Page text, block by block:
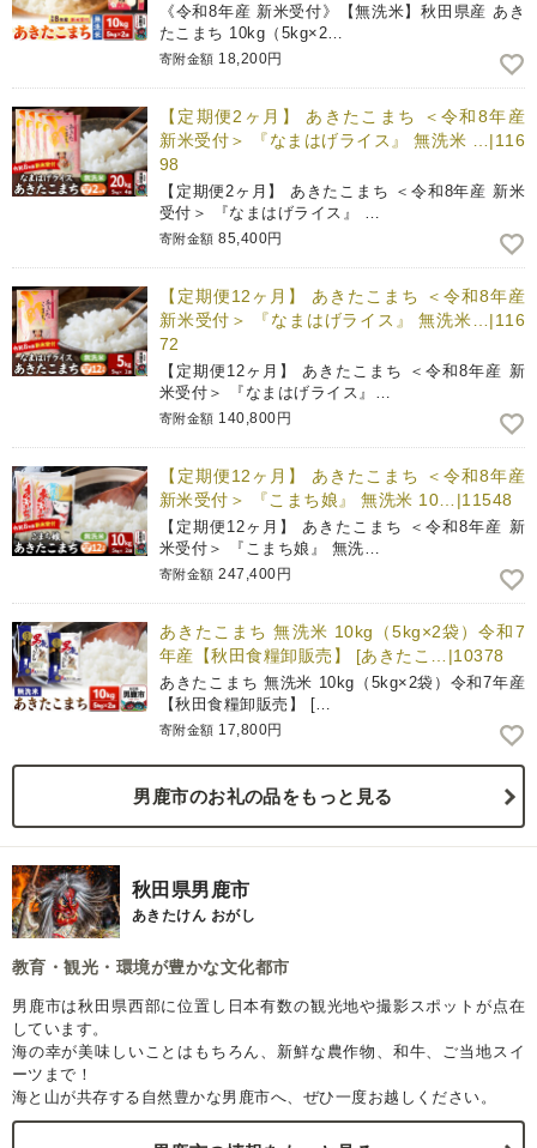
《令和8年産 新米受付》【無洗米】秋田県産 あき
たこまち 10kg（5kg×2…
寄附金額 18,200円
【定期便2ヶ月】 あきたこまち ＜令和8年産
新米受付＞ 『なまはげライス』 無洗米 …|116
98
【定期便2ヶ月】 あきたこまち ＜令和8年産 新米
受付＞ 『なまはげライス』 …
寄附金額 85,400円
【定期便12ヶ月】 あきたこまち ＜令和8年産
新米受付＞ 『なまはげライス』 無洗米…|116
72
【定期便12ヶ月】 あきたこまち ＜令和8年産 新
米受付＞ 『なまはげライス』…
寄附金額 140,800円
【定期便12ヶ月】 あきたこまち ＜令和8年産
新米受付＞ 『こまち娘』 無洗米 10…|11548
【定期便12ヶ月】 あきたこまち ＜令和8年産 新
米受付＞ 『こまち娘』 無洗…
寄附金額 247,400円
あきたこまち 無洗米 10kg（5kg×2袋）令和7
年産【秋田食糧卸販売】 [あきたこ…|10378
あきたこまち 無洗米 10kg（5kg×2袋）令和7年産
【秋田食糧卸販売】 […
寄附金額 17,800円
男鹿市のお礼の品をもっと見る
秋田県男鹿市
あきたけん おがし
教育・観光・環境が豊かな文化都市
男鹿市は秋田県西部に位置し日本有数の観光地や撮影スポットが点在
しています。
海の幸が美味しいことはもちろん、新鮮な農作物、和牛、ご当地スイ
ーツまで！
海と山が共存する自然豊かな男鹿市へ、ぜひ一度お越しください。